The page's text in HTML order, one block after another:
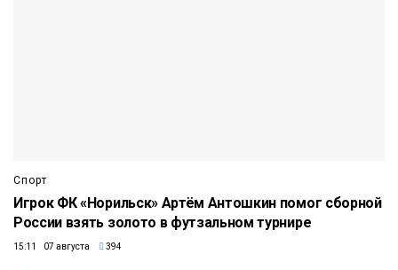
Спорт
Игрок ФК «Норильск» Артём Антошкин помог сборной
России взять золото в футзальном турнире
15:11 07 августа 394